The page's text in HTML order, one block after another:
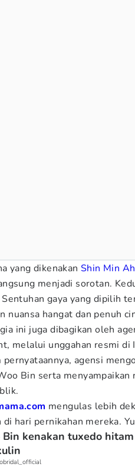
yang dikenakan Shin Min Ah
menjadi sorotan.
gaya yang dipilih
nuansa hangat dan penuh
ini juga dibagikan oleh
melalui unggahan resmi di
agensi
Bin serta menyampaikan
mengulas lebih
di hari pernikahan mereka.
Bin kenakan tuxedo